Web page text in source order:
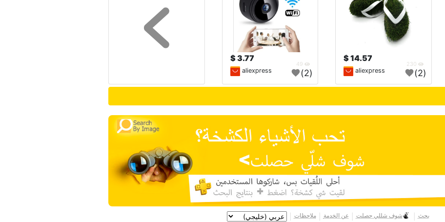
14.57 $
aliexpress (2)
3.77 $
aliexpress (2)
بحث شوف شللي حصلت عن الخدمة ملاحظات